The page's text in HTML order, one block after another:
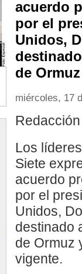
acuerdo
por el
Unidos,
de Ormuz
miércoles, 17
Redacción
Los
Siete
acuerdo
por el
Unidos,
destinado
de Ormuz
vigente.